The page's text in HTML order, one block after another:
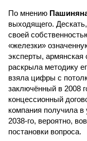
По мнению
выходящего.
своей
«железки»
эксперты, армянская
раскрыла методику
взяла цифры с
заключённый в
концессионный
компания получила в
2038-го, вероятно,
постановки вопроса.